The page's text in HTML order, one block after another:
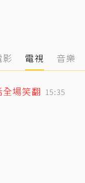
影 電視 音樂
場笑翻 15:35